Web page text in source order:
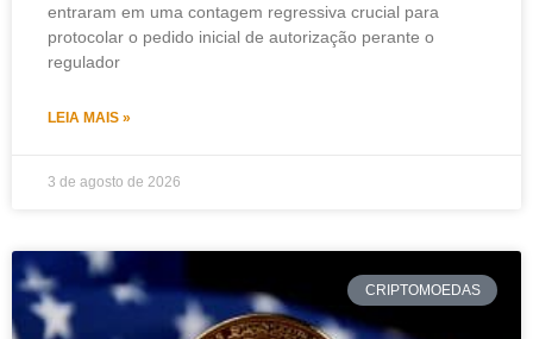
entraram em uma contagem regressiva crucial para
protocolar o pedido inicial de autorização perante o
regulador
LEIA MAIS »
3 de agosto de 2026
CRIPTOMOEDAS